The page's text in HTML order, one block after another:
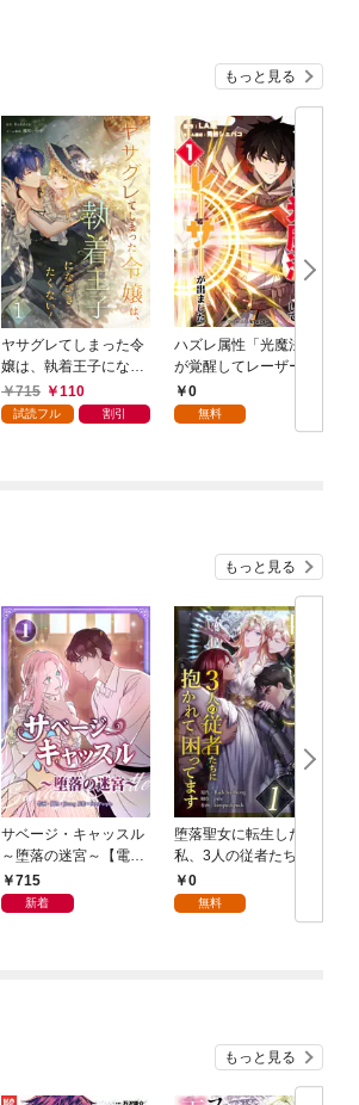
もっと見る
ヤサグレてしまった令
嬢は、執着王子になび
きたくない！【単行本
版】 1巻
715 110
試読フル 割引
ハズレ属性「光魔法」
が覚醒してレーザーが
出ました 第1話
0
無料
もっと見る
サベージ・キャッスル
～堕落の迷宮～【電子
単行本版】 第1巻
715
新着
堕落聖女に転生した
私、3人の従者たちに
抱かれて困ってます 第
1話
0
無料
もっと見る